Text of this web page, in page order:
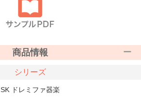
商品情報
シリーズ
SK ドレミファ器楽